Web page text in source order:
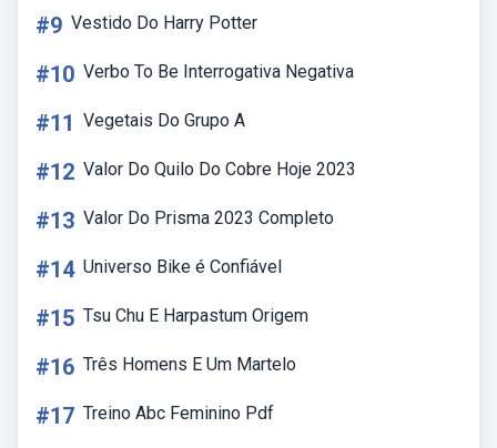
#9 Vestido Do Harry Potter
#10 Verbo To Be Interrogativa Negativa
#11 Vegetais Do Grupo A
#12 Valor Do Quilo Do Cobre Hoje 2023
#13 Valor Do Prisma 2023 Completo
#14 Universo Bike é Confiável
#15 Tsu Chu E Harpastum Origem
#16 Três Homens E Um Martelo
#17 Treino Abc Feminino Pdf